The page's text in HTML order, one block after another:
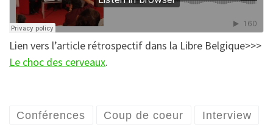
Lien vers l’article rétrospectif dans la Libre Belgique>>>
Le choc des cerveaux.
Conférences Coup de coeur Interview